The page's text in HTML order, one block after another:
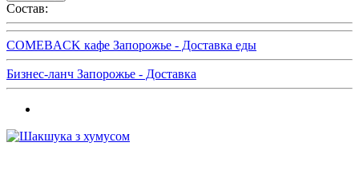
Состав:
COMEBACK кафе Запорожье - Доставка еды
Бизнес-ланч Запорожье - Доставка